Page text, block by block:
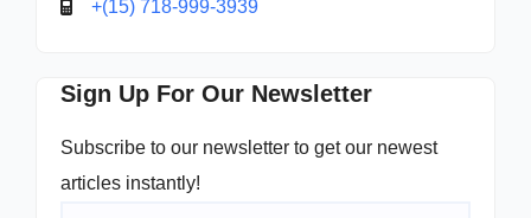
+(15) 718-999-3939
Sign Up For Our Newsletter
Subscribe to our newsletter to get our newest
articles instantly!